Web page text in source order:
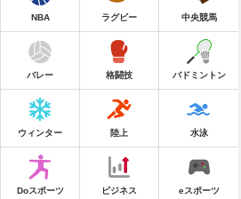
NBA ラグビー 中央競馬
バレー 格闘技 バドミントン
ウィンター 陸上 水泳
Doスポーツ ビジネス eスポーツ